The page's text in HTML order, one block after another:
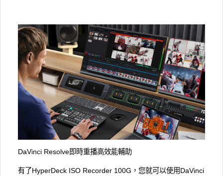
DaVinci Resolve即時重播高效能輔助
有了HyperDeck ISO Recorder 100G，您就可以使用DaVinci